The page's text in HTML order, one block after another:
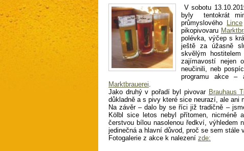
V sobotu
byly tentokrát
průmyslového
Lince
pikopivovaru
polévka, výčep s
ještě za úžasně
skvělým
zajímavostí nejen
neučinili, neb
programu akce –
Marktbrauerei
Jako druhý v pořadí byl pivovar Brauhaus
důkladně a s pivy které sice neurazí, ale ani
Na závěr – dalo by se říci již tradičně –
Kölbl sice letos nebyl přítomen, nicméně
čerstvou bílou nasolenou ředkví, výhledem
jedinečná a hlavní důvod, proč se sem stále
Fotogalerie z akce k nalezení zde: